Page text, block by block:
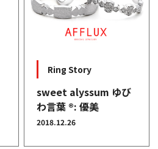
Ring Story
sweet alyssum ゆび
わ言葉 ®: 優美
2018.12.26